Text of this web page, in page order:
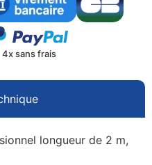
4x sans frais
longueur de 2 m,